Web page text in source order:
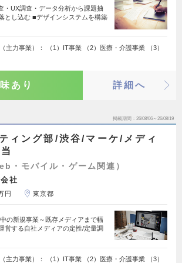
・UX調査・データ分析から課題抽
とし込む ■デザインシステムを構築
主力事業）： （1）IT事業 （2）医療・介護事業 （3）
あり 詳細へ
掲載期間 26/08/06～26/08/19
ィング部/渋谷/マーケ/メディ
・モバイル・ゲーム関連）
社
円 東京都
の新規事業～既存メディアまで幅
営する自社メディアの定性/定量調
主力事業）： （1）IT事業 （2）医療・介護事業 （3）